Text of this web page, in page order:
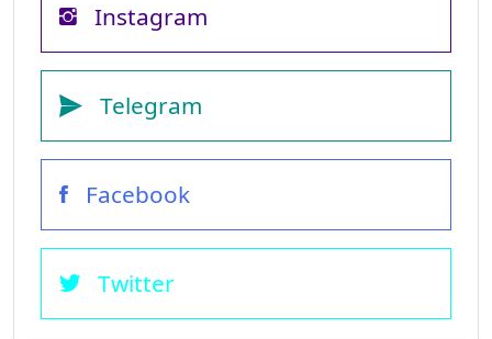
Instagram
Telegram
Facebook
Twitter